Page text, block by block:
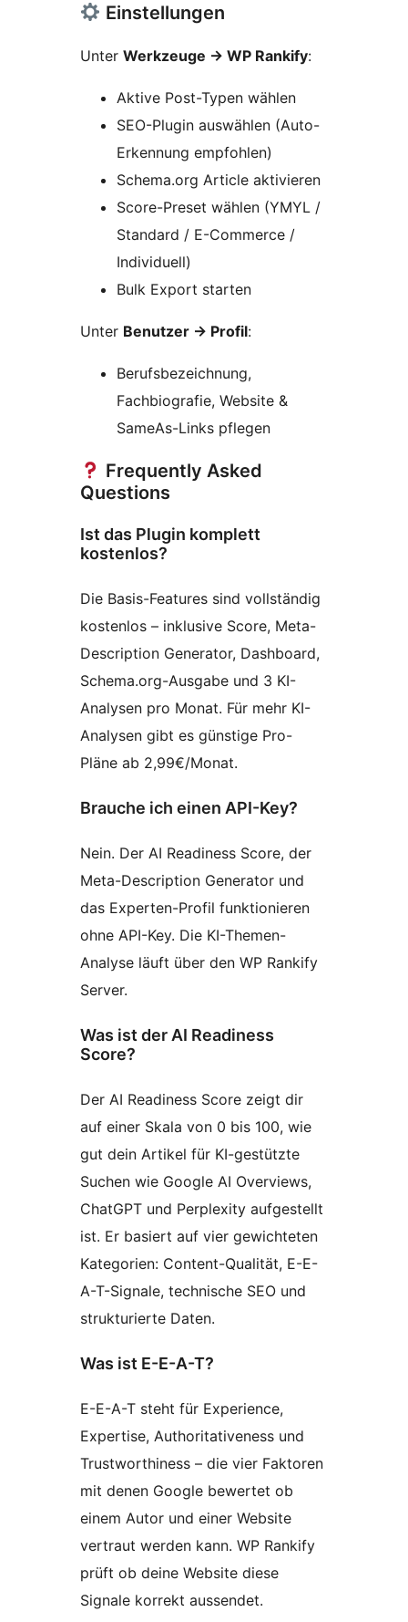
Einstellungen
Unter Werkzeuge → WP Rankify:
Aktive Post-Typen wählen
SEO-Plugin auswählen (Auto-
Erkennung empfohlen)
Schema.org Article aktivieren
Score-Preset wählen (YMYL /
Standard / E-Commerce /
Individuell)
Bulk Export starten
Unter Benutzer → Profil:
Berufsbezeichnung,
Fachbiografie, Website &
SameAs-Links pflegen
Frequently Asked
Questions
Ist das Plugin komplett
kostenlos?
Die Basis-Features sind vollständig
kostenlos – inklusive Score, Meta-
Description Generator, Dashboard,
Schema.org-Ausgabe und 3 KI-
Analysen pro Monat. Für mehr KI-
Analysen gibt es günstige Pro-
Pläne ab 2,99€/Monat.
Brauche ich einen API-Key?
Nein. Der AI Readiness Score, der
Meta-Description Generator und
das Experten-Profil funktionieren
ohne API-Key. Die KI-Themen-
Analyse läuft über den WP Rankify
Server.
Was ist der AI Readiness
Score?
Der AI Readiness Score zeigt dir
auf einer Skala von 0 bis 100, wie
gut dein Artikel für KI-gestützte
Suchen wie Google AI Overviews,
ChatGPT und Perplexity aufgestellt
ist. Er basiert auf vier gewichteten
Kategorien: Content-Qualität, E-E-
A-T-Signale, technische SEO und
strukturierte Daten.
Was ist E-E-A-T?
E-E-A-T steht für Experience,
Expertise, Authoritativeness und
Trustworthiness – die vier Faktoren
mit denen Google bewertet ob
einem Autor und einer Website
vertraut werden kann. WP Rankify
prüft ob deine Website diese
Signale korrekt aussendet.